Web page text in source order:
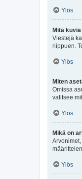
Ylös
Mitä
Viestejä
riippuen.
Ylös
Miten
Omissa
valitsee
Ylös
Mikä on
Ylös